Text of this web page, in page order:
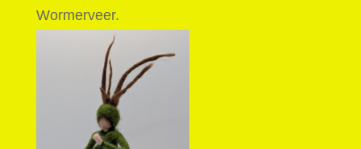
Wormerveer.